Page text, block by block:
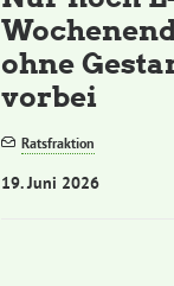
ohne
vorbei
Ratsfraktion
19. Juni 2026